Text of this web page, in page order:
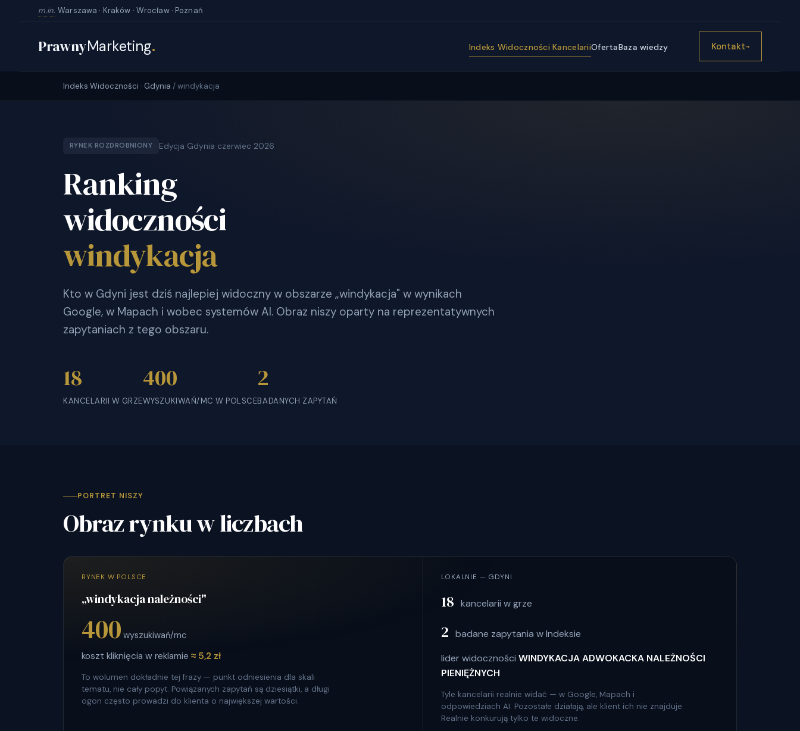
m.in. Warszawa · Kraków · Wrocław · Poznań
PrawnyMarketing. Indeks Widoczności KancelariiOfertaBaza wiedzy Kontakt→
Indeks Widoczności · Gdynia / windykacja
RYNEK ROZDROBNIONY Edycja Gdynia czerwiec 2026
Ranking
widoczności
windykacja
Kto w Gdyni jest dziś najlepiej widoczny w obszarze „windykacja" w wynikach
Google, w Mapach i wobec systemów AI. Obraz niszy oparty na reprezentatywnych
zapytaniach z tego obszaru.
18
KANCELARII W GRZE
400
WYSZUKIWAŃ/MC W POLSCE
2
BADANYCH ZAPYTAŃ
PORTRET NISZY
Obraz rynku w liczbach
RYNEK W POLSCE
„windykacja należności"
400 wyszukiwań/mc
koszt kliknięcia w reklamie ≈ 5,2 zł
To wolumen dokładnie tej frazy — punkt odniesienia dla skali
tematu, nie cały popyt. Powiązanych zapytań są dziesiątki, a długi
ogon często prowadzi do klienta o największej wartości.
LOKALNIE — GDYNI
18 kancelarii w grze
2 badane zapytania w Indeksie
lider widocznościWINDYKACJA ADWOKACKA NALEŻNOŚCI
PIENIĘŻNYCH
Tyle kancelarii realnie widać — w Google, Mapach i
odpowiedziach AI. Pozostałe działają, ale klient ich nie znajduje.
Realnie konkurują tylko te widoczne.